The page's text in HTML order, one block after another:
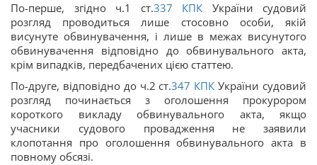
По-перше, згідно ч.1 ст.337 КПК України судовий
розгляд проводиться лише стосовно особи, якій
висунуте обвинувачення, і лише в межах висунутого
обвинувачення відповідно до обвинувального акта,
крім випадків, передбачених цією статтею.
По-друге, відповідно до ч.2 ст.347 КПК України судовий
розгляд починається з оголошення прокурором
короткого викладу обвинувального акта, якщо
учасники судового провадження не заявили
клопотання про оголошення обвинувального акта в
повному обсязі.